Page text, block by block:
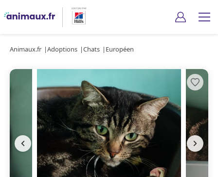
Animaux.fr Adoptions Chats Européen